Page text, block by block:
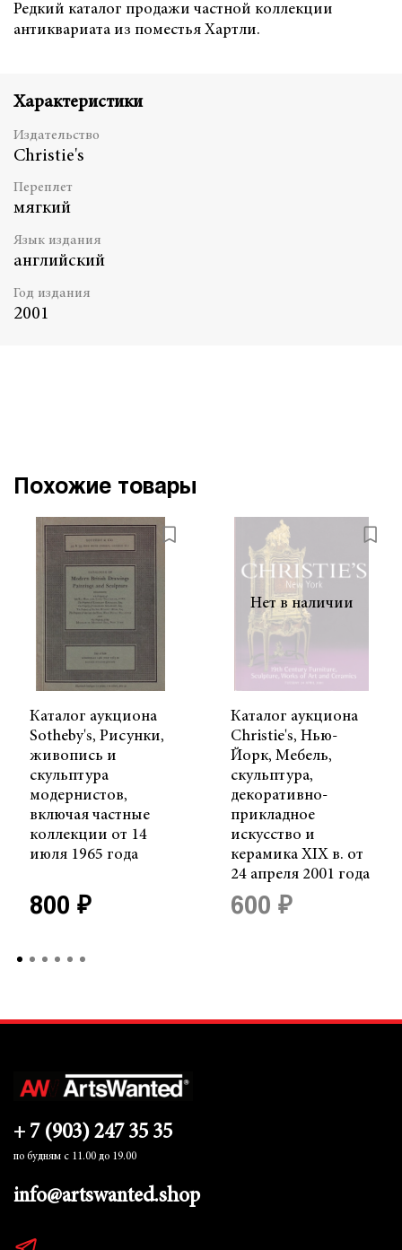
Редкий каталог продажи частной коллекции
антиквариата из поместья Хартли.
Характеристики
Издательство
Christie's
Переплет
мягкий
Язык издания
английский
Год издания
2001
Похожие товары
Каталог аукциона
Sotheby's, Рисунки,
живопись и
скульптура
модернистов,
включая частные
коллекции от 14
июля 1965 года
800 ₽
Нет в наличии
Каталог аукциона
Christie's, Нью-
Йорк, Мебель,
скульптура,
декоративно-
прикладное
искусство и
керамика XIX в. от
24 апреля 2001 года
600 ₽
+ 7 (903) 247 35 35
по будням с 11.00 до 19.00
info@artswanted.shop